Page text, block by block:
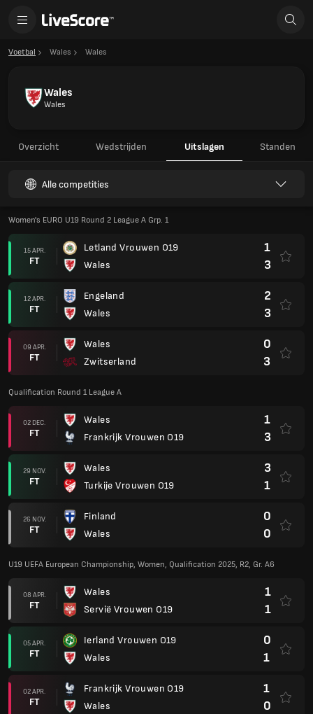
Voetbal Wales Wales
Wales
Wales
Overzicht Wedstrijden Uitslagen Standen
Alle competities
Women's EURO U19 Round 2 League A Grp. 1
15 APR.
FT
Letland Vrouwen O19
Wales
1
3
12 APR.
FT
Engeland
Wales
2
3
09 APR.
FT
Wales
Zwitserland
0
3
Qualification Round 1 League A
02 DEC.
FT
Wales
Frankrijk Vrouwen O19
1
3
29 NOV.
FT
Wales
Turkije Vrouwen O19
3
1
26 NOV.
FT
Finland
Wales
0
0
U19 UEFA European Championship, Women, Qualification 2025, R2, Gr. A6
08 APR.
FT
Wales
Servië Vrouwen O19
1
1
05 APR.
FT
Ierland Vrouwen O19
Wales
0
1
02 APR.
FT
Frankrijk Vrouwen O19
Wales
1
0